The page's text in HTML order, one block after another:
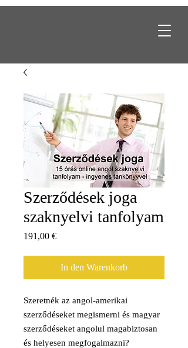
Szerződések joga
szaknyelvi tanfolyam
191,00 €Preis
In den Warenkorb
Szeretnék az angol-amerikai
szerződéseket megismerni és magyar
szerződéseket angolul magabiztosan
és helyesen megfogalmazni?